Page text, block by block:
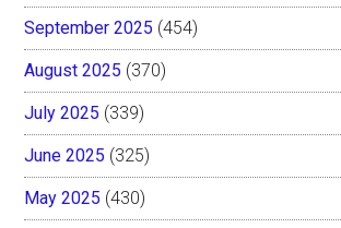
September 2025 (454)
August 2025 (370)
July 2025 (339)
June 2025 (325)
May 2025 (430)